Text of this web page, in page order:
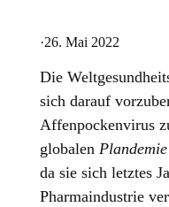
·26. Mai 2022
Die
sich darauf
Affenpockenvirus
globalenPlandemie
da sie sich letztes
Pharmaindustrie